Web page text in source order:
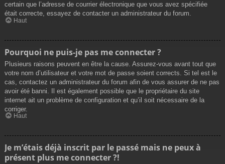
certain que l’adresse de courrier électronique que vous avez spécifiée
était correcte, essayez de contacter un administrateur du forum.
Haut
Pourquoi ne puis-je pas me connecter ?
Plusieurs raisons peuvent en être la cause. Assurez-vous avant tout que
votre nom d’utilisateur et votre mot de passe soient corrects. Si tel est le
cas, contactez un administrateur du forum afin de vous assurer de ne pas
avoir été banni. Il est également possible que le propriétaire du site
internet ait un problème de configuration et qu’il soit nécessaire de la
corriger.
Haut
Je m’étais déjà inscrit par le passé mais ne peux à
présent plus me connecter ?!